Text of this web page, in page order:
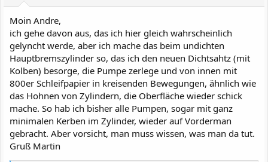
Moin Andre,
ich gehe davon aus, das ich hier gleich wahrscheinlich
gelyncht werde, aber ich mache das beim undichten
Hauptbremszylinder so, das ich den neuen Dichtsahtz (mit
Kolben) besorge, die Pumpe zerlege und von innen mit
800er Schleifpapier in kreisenden Bewegungen, ähnlich wie
das Hohnen von Zylindern, die Oberfläche wieder schick
mache. So hab ich bisher alle Pumpen, sogar mit ganz
minimalen Kerben im Zylinder, wieder auf Vorderman
gebracht. Aber vorsicht, man muss wissen, was man da tut.
Gruß Martin